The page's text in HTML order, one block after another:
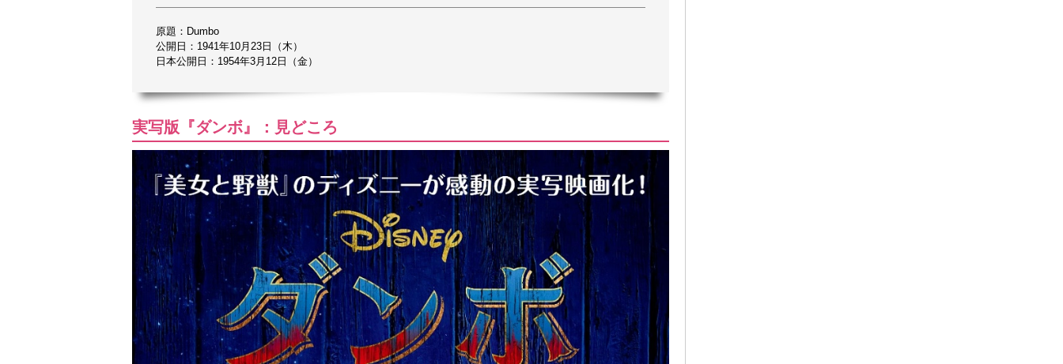
原題：Dumbo
公開日：1941年10月23日（木）
日本公開日：1954年3月12日（金）
実写版『ダンボ』：見どころ